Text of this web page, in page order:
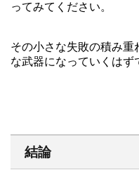
ってみてください。
その小さな失敗の積み重
な武器になっていくはず
結論